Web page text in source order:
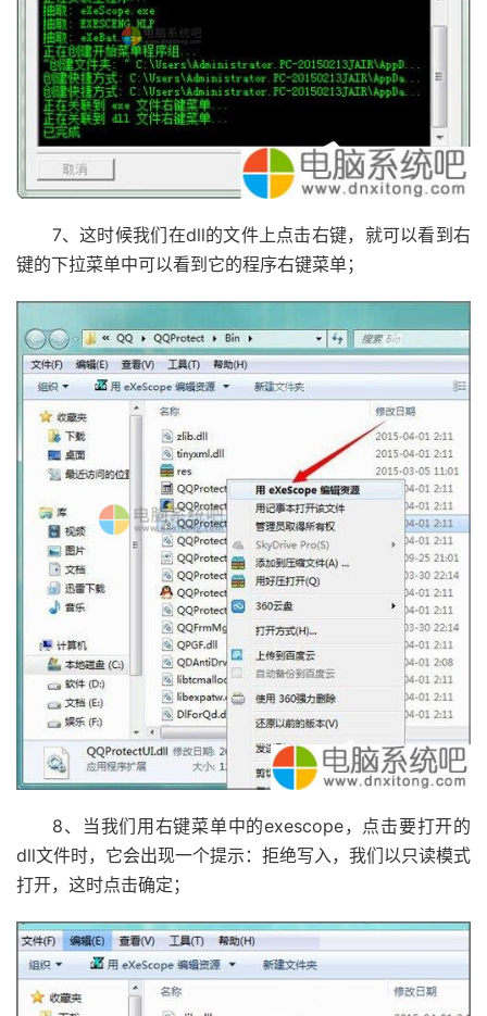
7、这时候我们在dll的文件上点击右键，就可以看到右
键的下拉菜单中可以看到它的程序右键菜单；
8、当我们用右键菜单中的exescope，点击要打开的
dll文件时，它会出现一个提示：拒绝写入，我们以只读模式
打开，这时点击确定；